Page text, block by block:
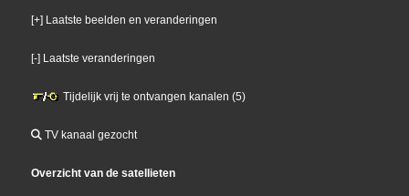
[+] Laatste beelden en veranderingen
[-] Laatste veranderingen
Tijdelijk vrij te ontvangen kanalen (5)
TV kanaal gezocht
Overzicht van de satellieten